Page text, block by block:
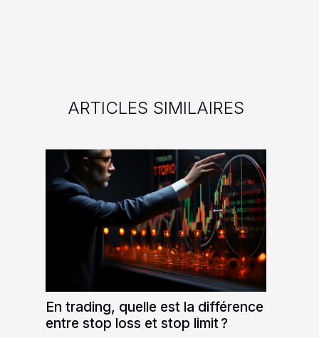
ARTICLES SIMILAIRES
En trading, quelle est la différence
entre stop loss et stop limit ?